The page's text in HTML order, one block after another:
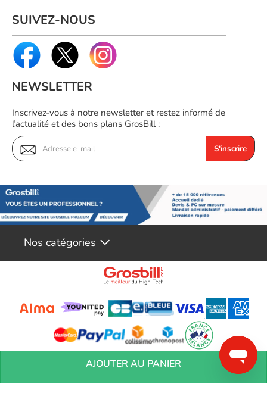
AJOUTER AU PANIER
SUIVEZ-NOUS
NEWSLETTER
Inscrivez-vous à notre newsletter et restez informé de
l’actualité et des bons plans GrosBill :
S'inscrire
Nos catégories
Conditions générales de réservation Conditions générales de vente
Mentions
Vos informations personnelles Préférences Cookies
Aide &